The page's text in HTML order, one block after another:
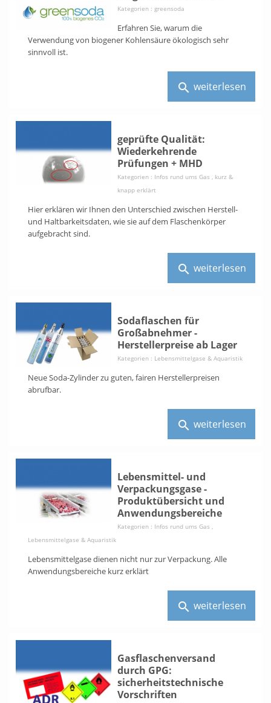
Kategorien :greensoda
Erfahren Sie, warum die
Verwendung von biogener Kohlensäure ökologisch sehr
sinnvoll ist.
search weiterlesen
geprüfte Qualität:
Wiederkehrende
Prüfungen + MHD
Kategorien : Infos rund ums Gas , kurz &
knapp erklärt
Hier erklären wir Ihnen den Unterschied zwischen Herstell-
und Haltbarkeitsdaten, wie sie auf dem Flaschenkörper
aufgebracht sind.
search weiterlesen
Sodaflaschen für
Großabnehmer -
Herstellerpreise ab Lager
Kategorien : Lebensmittelgase & Aquaristik
Neue Soda-Zylinder zu guten, fairen Herstellerpreisen
abrufbar.
search weiterlesen
Lebensmittel- und
Verpackungsgase -
Produktübersicht und
Anwendungsbereiche
Kategorien : Infos rund ums Gas ,
Lebensmittelgase & Aquaristik
Lebensmittelgase dienen nicht nur zur Verpackung. Alle
Anwendungsbereiche kurz erklärt
search weiterlesen
Gasflaschenversand
durch GPG:
sicherheitstechnische
Vorschriften